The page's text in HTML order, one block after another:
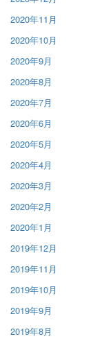
2020年11月
2020年10月
2020年9月
2020年8月
2020年7月
2020年6月
2020年5月
2020年4月
2020年3月
2020年2月
2020年1月
2019年12月
2019年11月
2019年10月
2019年9月
2019年8月